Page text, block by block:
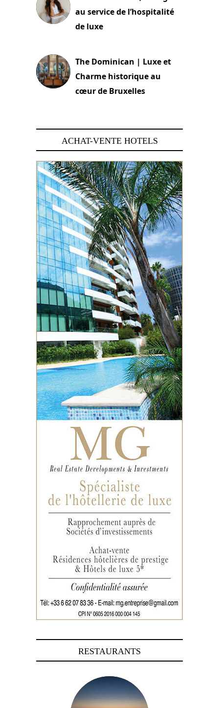
au service de l’hospitalité
de luxe
The Dominican | Luxe et
Charme historique au
cœur de Bruxelles
ACHAT-VENTE HOTELS
RESTAURANTS